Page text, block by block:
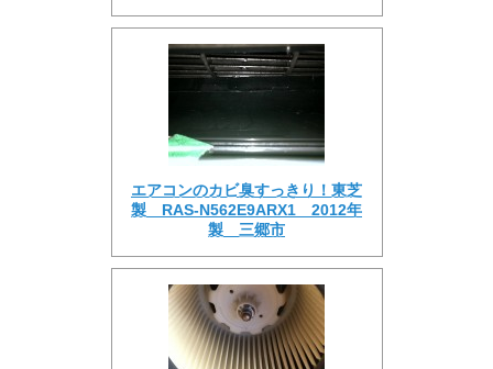
エアコンのカビ臭すっきり！東芝
製 RAS-N562E9ARX1 2012年
製 三郷市